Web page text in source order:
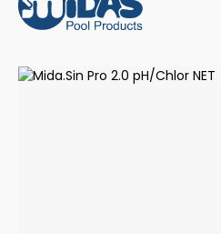
Bildergalerie überspringen